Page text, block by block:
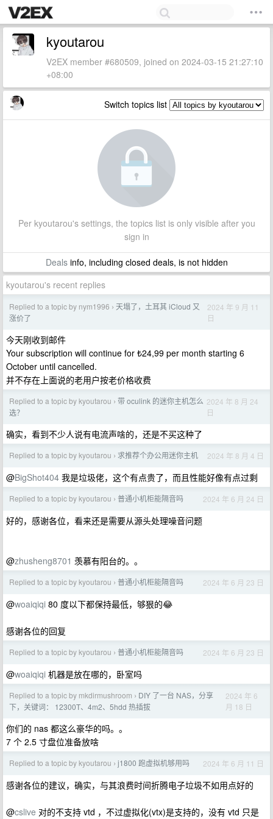
kyoutarou
V2EX member #680509, joined on 2024-03-15 21:27:10
+08:00
Switch topics list
Per kyoutarou's settings, the topics list is only visible after you
sign in
Dealsinfo, including closed deals, is not hidden
kyoutarou's recent replies
Replied to a topic by nym1996 › 天塌了，土耳其 iCloud 又
涨价了
2024 年 9 月 11
日
今天刚收到邮件
Your subscription will continue for ₺24,99 per month starting 6
October until cancelled.
并不存在上面说的老用户按老价格收费
Replied to a topic by kyoutarou › 带 oculink 的迷你主机怎么
选？
2024 年 8 月 24
日
确实，看到不少人说有电流声啥的，还是不买这种了
Replied to a topic by kyoutarou › 求推荐个办公用迷你主机 2024 年 8 月 4 日
@BigShot404 我是垃圾佬，这个有点贵了，而且性能好像有点过剩
Replied to a topic by kyoutarou › 普通小机柜能隔音吗 2024 年 6 月 24 日
好的，感谢各位，看来还是需要从源头处理噪音问题
@zhusheng8701 羡慕有阳台的。。
Replied to a topic by kyoutarou › 普通小机柜能隔音吗 2024 年 6 月 23 日
@woaiqiqi 80 度以下都保持最低，够狠的😂
感谢各位的回复
Replied to a topic by kyoutarou › 普通小机柜能隔音吗 2024 年 6 月 23 日
@woaiqiqi 机器是放在哪的，卧室吗
Replied to a topic by mkdirmushroom › DIY 了一台 NAS，分享
下，关键词： 12300T、4m2、5hdd 热插拔
2024 年 6
月 18 日
你们的 nas 都这么豪华的吗。。
7 个 2.5 寸盘位准备放啥
Replied to a topic by kyoutarou › j1800 跑虚拟机够用吗 2024 年 6 月 11 日
感谢各位的建议，确实，与其浪费时间折腾电子垃圾不如用点好的
@cslive 对的不支持 vtd ，不过虚拟化(vtx)是支持的，没有 vtd 只是